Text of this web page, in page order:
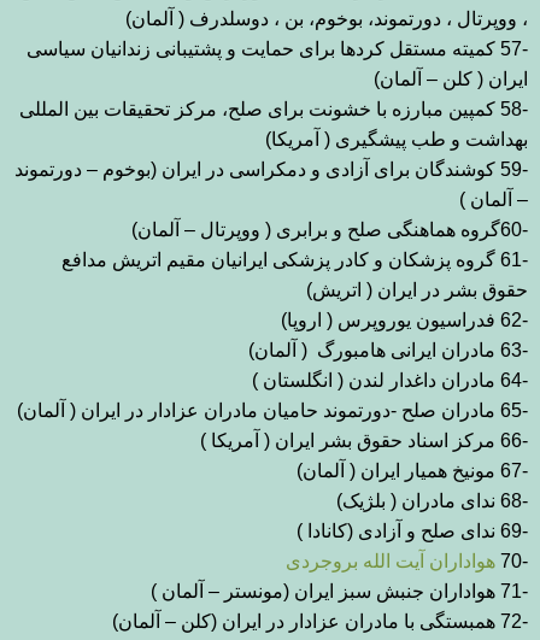
، ووپرتال ، دورتموند، بوخوم، بن ، دوسلدرف ( آلمان(
-57
کمیته مستقل کردها برای حمایت و پشتیبانی زندانیان سیاسی
ایران ( کلن – آلمان(
-58
کمپین مبارزه با خشونت برای صلح، مرکز تحقیقات بین المللی
بهداشت و طب پیشگیری ( آمریکا(
-59
کوشندگان برای آزادی و دمکراسی در
ایران (بوخوم – دورتموند
– آلمان )
-60
گروه هماهنگی صلح و برابری ( ووپرتال – آلمان(
-61
گروه پزشکان و کادر پزشکی ایرانیان مقیم اتریش مدافع
حقوق بشر در
ایران ( اتریش(
-62
فدراسیون یوروپرس ( اروپا(
-63
مادران ایرانی هامبورگ ( آلمان(
-64
مادران داغدار لندن ( انگلستان )
-65
مادران صلح -دورتموند حامیان مادران عزادار در ایران ( آلمان)
-66
مرکز اسناد حقوق بشر ایران ) آمریکا )
-67
مونیخ همیار ایران ( آلمان(
-68
ندای مادران ( بلژیک(
-69
ندای صلح و آزادی (کانادا )
-70
هواداران آیت الله بروجردی
-71
هواداران جنبش سبز ایران (مونستر – آلمان )
-72
همبستگی با مادران عزادار در ایران (کلن – آلمان(